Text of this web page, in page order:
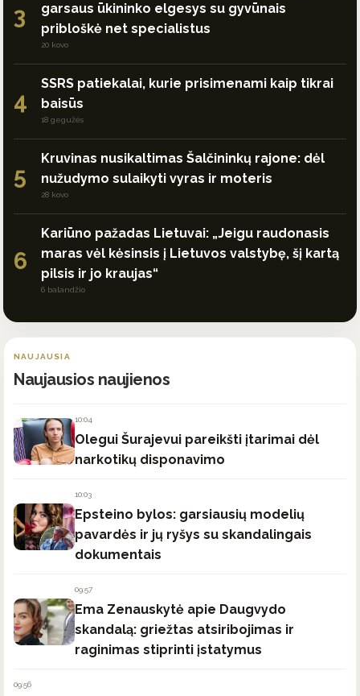
3
garsaus ūkininko elgesys su gyvūnais
pribloškė net specialistus
20 kovo
4
SSRS patiekalai, kurie prisimenami kaip tikrai
baisūs
18 gegužės
5
Kruvinas nusikaltimas Šalčininkų rajone: dėl
nužudymo sulaikyti vyras ir moteris
28 kovo
6
Kariūno pažadas Lietuvai: „Jeigu raudonasis
maras vėl kėsinsis į Lietuvos valstybę, šį kartą
pilsis ir jo kraujas“
6 balandžio
NAUJAUSIA
Naujausios naujienos
10:04
Olegui Šurajevui pareikšti įtarimai dėl
narkotikų disponavimo
10:03
Epsteino bylos: garsiausių modelių
pavardės ir jų ryšys su skandalingais
dokumentais
09:57
Ema Zenauskytė apie Daugvydo
skandalą: griežtas atsiribojimas ir
raginimas stiprinti įstatymus
09:56